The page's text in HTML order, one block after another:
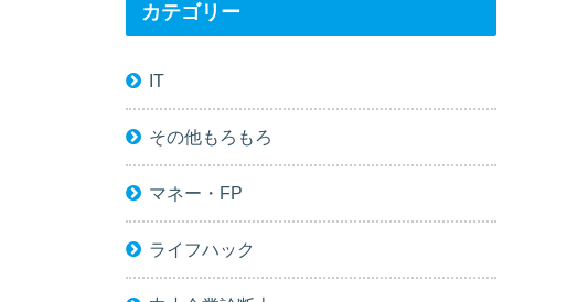
カテゴリー
IT
その他もろもろ
マネー・FP
ライフハック